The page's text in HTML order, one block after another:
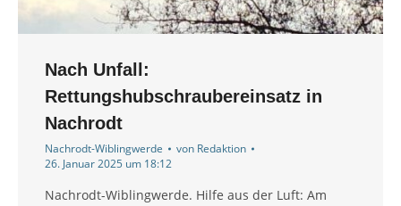
Nach Unfall:
Rettungshubschraubereinsatz in
Nachrodt
Nachrodt-Wiblingwerde von Redaktion
26. Januar 2025 um 18:12
Nachrodt-Wiblingwerde. Hilfe aus der Luft: Am